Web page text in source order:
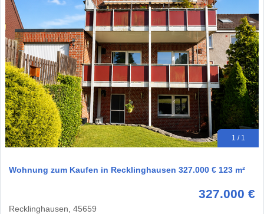
1 / 1
Wohnung zum Kaufen in Recklinghausen 327.000 € 123 m²
327.000 €
Recklinghausen, 45659